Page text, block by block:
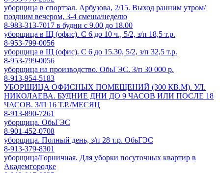
уборщица в спортзал. Арбузова, 2/15. Выход ранним утром/
поздним вечером, 3-4 смены/неделю
8-983-313-7017 в будни с 9.00 до 18.00
уборщица в Щ (офис). С 6 до 10 ч., 5/2, з/п 18,5 т.р.
8-953-799-0056
уборщица в Щ (офис). С 6 до 15.30, 5/2, з/п 32,5 т.р.
8-953-799-0056
уборщица на производство. ОбьГЭС. З/п 30 000 р.
8-913-954-5183
УБОРЩИЦА ОФИСНЫХ ПОМЕЩЕНИЙ (300 КВ.М). УЛ.
НИКОЛАЕВА. БУДНИЕ ДНИ ДО 9 ЧАСОВ ИЛИ ПОСЛЕ 18
ЧАСОВ. З/П 16 Т.Р./МЕСЯЦ
8-913-890-7261
уборщица. ОбьГЭС
8-901-452-0708
уборщица. Полный день, з/п 28 т.р. ОбьГЭС
8-913-379-8301
уборщица/Горничная. Для уборки посуточных квартир в
Академгородке